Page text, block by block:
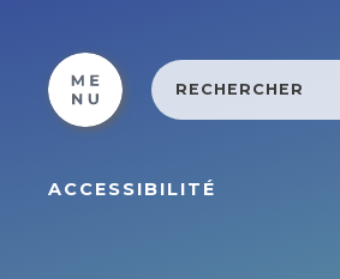
ACCESSIBILITÉ